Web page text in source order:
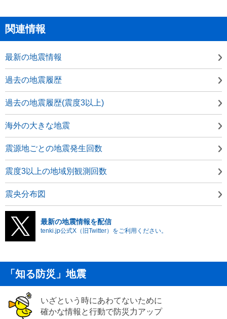
関連情報
最新の地震情報
過去の地震履歴
過去の地震履歴(震度3以上)
海外の大きな地震
震源地ごとの地震発生回数
震度3以上の地域別観測回数
震央分布図
最新の地震情報を配信
tenki.jp公式X（旧Twitter）をご利用ください。
「知る防災」地震
いざという時にあわてないために
確かな情報と行動で防災力アップ